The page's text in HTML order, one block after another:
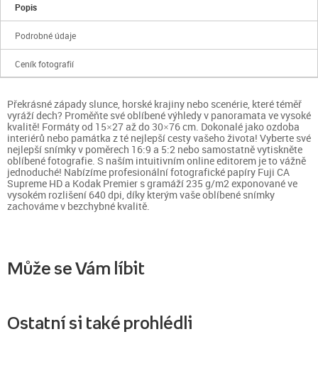
Popis
Podrobné údaje
Ceník fotografií
Překrásné západy slunce, horské krajiny nebo scenérie, které téměř
vyráží dech? Proměňte své oblíbené výhledy v panoramata ve vysoké
kvalitě! Formáty od 15×27 až do 30×76 cm. Dokonalé jako ozdoba
interiérů nebo památka z té nejlepší cesty vašeho života! Vyberte své
nejlepší snímky v poměrech 16:9 a 5:2 nebo samostatně vytiskněte
oblíbené fotografie. S naším intuitivním online editorem je to vážně
jednoduché! Nabízíme profesionální fotografické papíry Fuji CA
Supreme HD a Kodak Premier s gramáží 235 g/m2 exponované ve
vysokém rozlišení 640 dpi, díky kterým vaše oblíbené snímky
zachováme v bezchybné kvalitě.
Může se Vám líbit
Ostatní si také prohlédli